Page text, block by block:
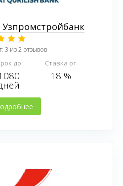
3 из 2 отзывов
до Ставка от
18 %